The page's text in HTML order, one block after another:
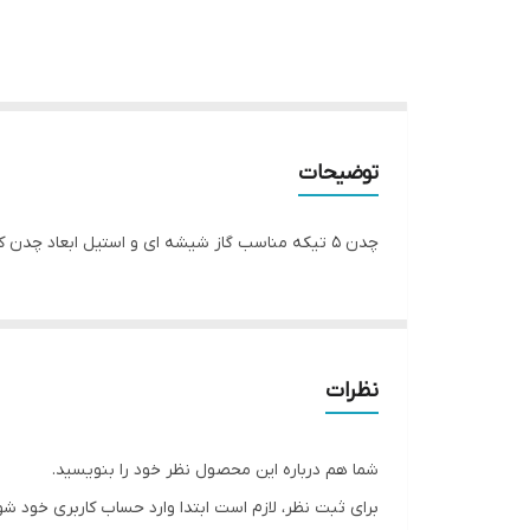
توضیحات
چدن 5 تیکه مناسب گاز شیشه ای و استیل ابعاد چدن کوچک 16 سانت و ابعاد چدن بزرگ (پلوپز) 20 سانت
نظرات
شما هم درباره این محصول نظر خود را بنویسید.
برای ثبت نظر، لازم است ابتدا وارد حساب کاربری خود